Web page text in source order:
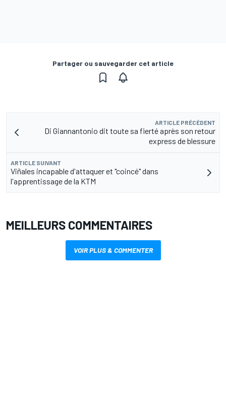
Partager ou sauvegarder cet article
ARTICLE PRÉCÉDENT
Di Giannantonio dit toute sa fierté après son retour
express de blessure
ARTICLE SUIVANT
Viñales incapable d'attaquer et "coincé" dans
l'apprentissage de la KTM
MEILLEURS COMMENTAIRES
VOIR PLUS & COMMENTER